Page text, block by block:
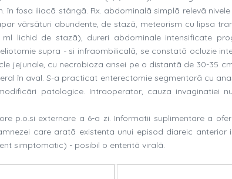
fosa iliacã stângã. Rx. abdominalã simplã relevã
vãrsãturi abundente, de stazã, meteorism cu lipsa
lichid de stazã), dureri abdominale intensificate
supra - si infraombilicalã, se constatã ocluzie
jejunale, cu necrobioza ansei pe o distantã de 30-35
în aval. S-a practicat enterectomie segmentarã cu
patologice. Intraoperator, cauza invaginatiei
p.o.si externare a 6-a zi. Informatii suplimentare a
care aratã existenta unui episod diareic anterior
simptomatic) - posibil o enteritã viralã.